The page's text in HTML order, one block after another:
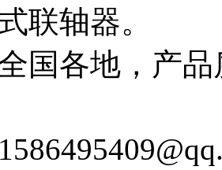
联轴器。
国各地，产